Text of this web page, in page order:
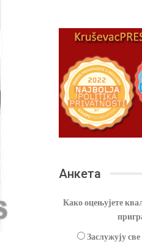
Анкета
Како оцењујете
Заслужују